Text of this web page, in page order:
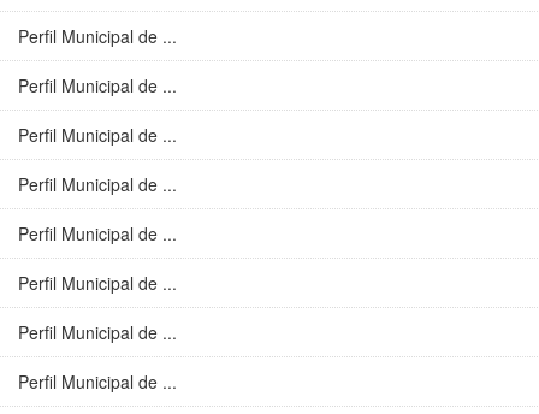
Perfil Municipal de ...
Perfil Municipal de ...
Perfil Municipal de ...
Perfil Municipal de ...
Perfil Municipal de ...
Perfil Municipal de ...
Perfil Municipal de ...
Perfil Municipal de ...